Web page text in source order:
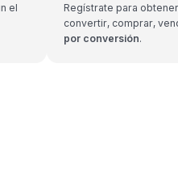
el
Regístrate para
convertir, comprar,
por conversión.